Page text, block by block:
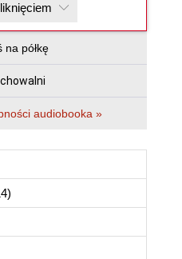
na półkę
audiobooka »